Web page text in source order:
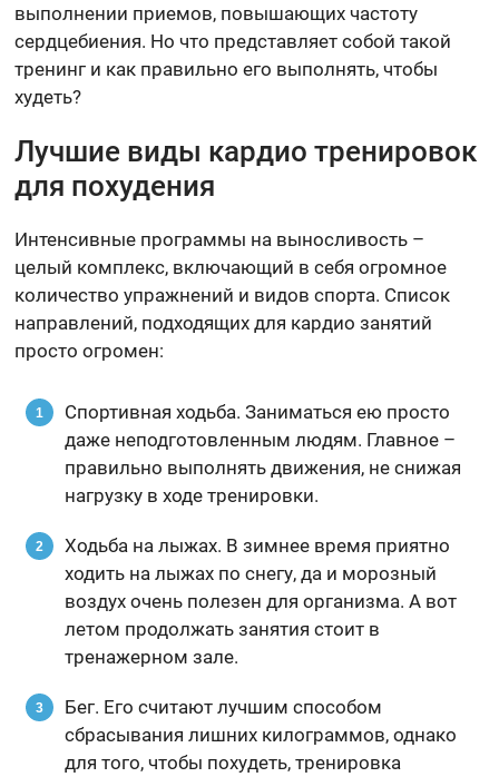
выполнении приемов, повышающих частоту
сердцебиения. Но что представляет собой такой
тренинг и как правильно его выполнять, чтобы
худеть?
Лучшие виды кардио тренировок
для похудения
Интенсивные программы на выносливость –
целый комплекс, включающий в себя огромное
количество упражнений и видов спорта. Список
направлений, подходящих для кардио занятий
просто огромен:
Спортивная ходьба. Заниматься ею просто
даже неподготовленным людям. Главное –
правильно выполнять движения, не снижая
нагрузку в ходе тренировки.
Ходьба на лыжах. В зимнее время приятно
ходить на лыжах по снегу, да и морозный
воздух очень полезен для организма. А вот
летом продолжать занятия стоит в
тренажерном зале.
Бег. Его считают лучшим способом
сбрасывания лишних килограммов, однако
для того, чтобы похудеть, тренировка